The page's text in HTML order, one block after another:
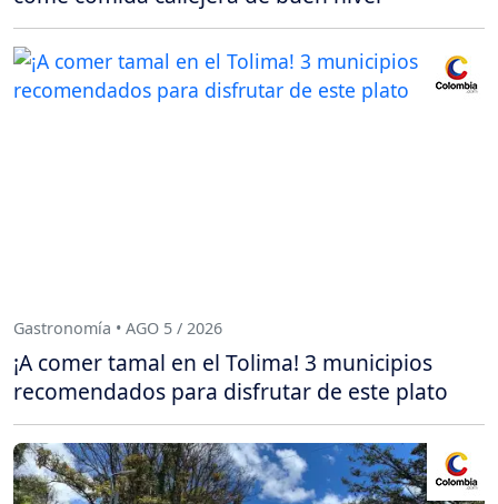
Gastronomía • AGO 5 / 2026
¡A comer tamal en el Tolima! 3 municipios
recomendados para disfrutar de este plato